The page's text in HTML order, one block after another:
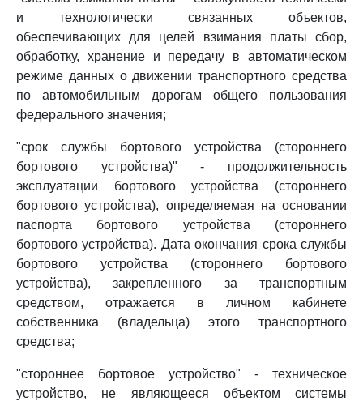
и технологически связанных объектов,
обеспечивающих для целей взимания платы сбор,
обработку, хранение и передачу в автоматическом
режиме данных о движении транспортного средства
по автомобильным дорогам общего пользования
федерального значения;
"срок службы бортового устройства (стороннего
бортового устройства)" - продолжительность
эксплуатации бортового устройства (стороннего
бортового устройства), определяемая на основании
паспорта бортового устройства (стороннего
бортового устройства). Дата окончания срока службы
бортового устройства (стороннего бортового
устройства), закрепленного за транспортным
средством, отражается в личном кабинете
собственника (владельца) этого транспортного
средства;
"стороннее бортовое устройство" - техническое
устройство, не являющееся объектом системы